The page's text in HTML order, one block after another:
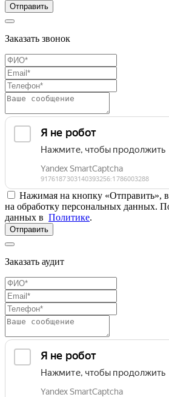
Отправить
Заказать звонок
Нажимая на кнопку «Отправить»,
на обработку персональных данных.
данных в Политике.
Отправить
Заказать аудит